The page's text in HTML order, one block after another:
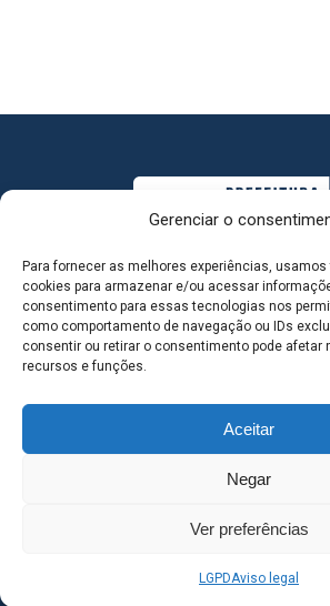
Gerenciar o
Para fornecer as melhores experiências,
cookies para armazenar e/ou acessar
consentimento para essas tecnologias nos
como comportamento de navegação ou IDs
consentir ou retirar o consentimento pode afetar
recursos e funções.
Aceitar
Negar
Ver preferências
LGPDAviso legal
MAPA DO SITE
SEDE DO ADMINISTRATIVO